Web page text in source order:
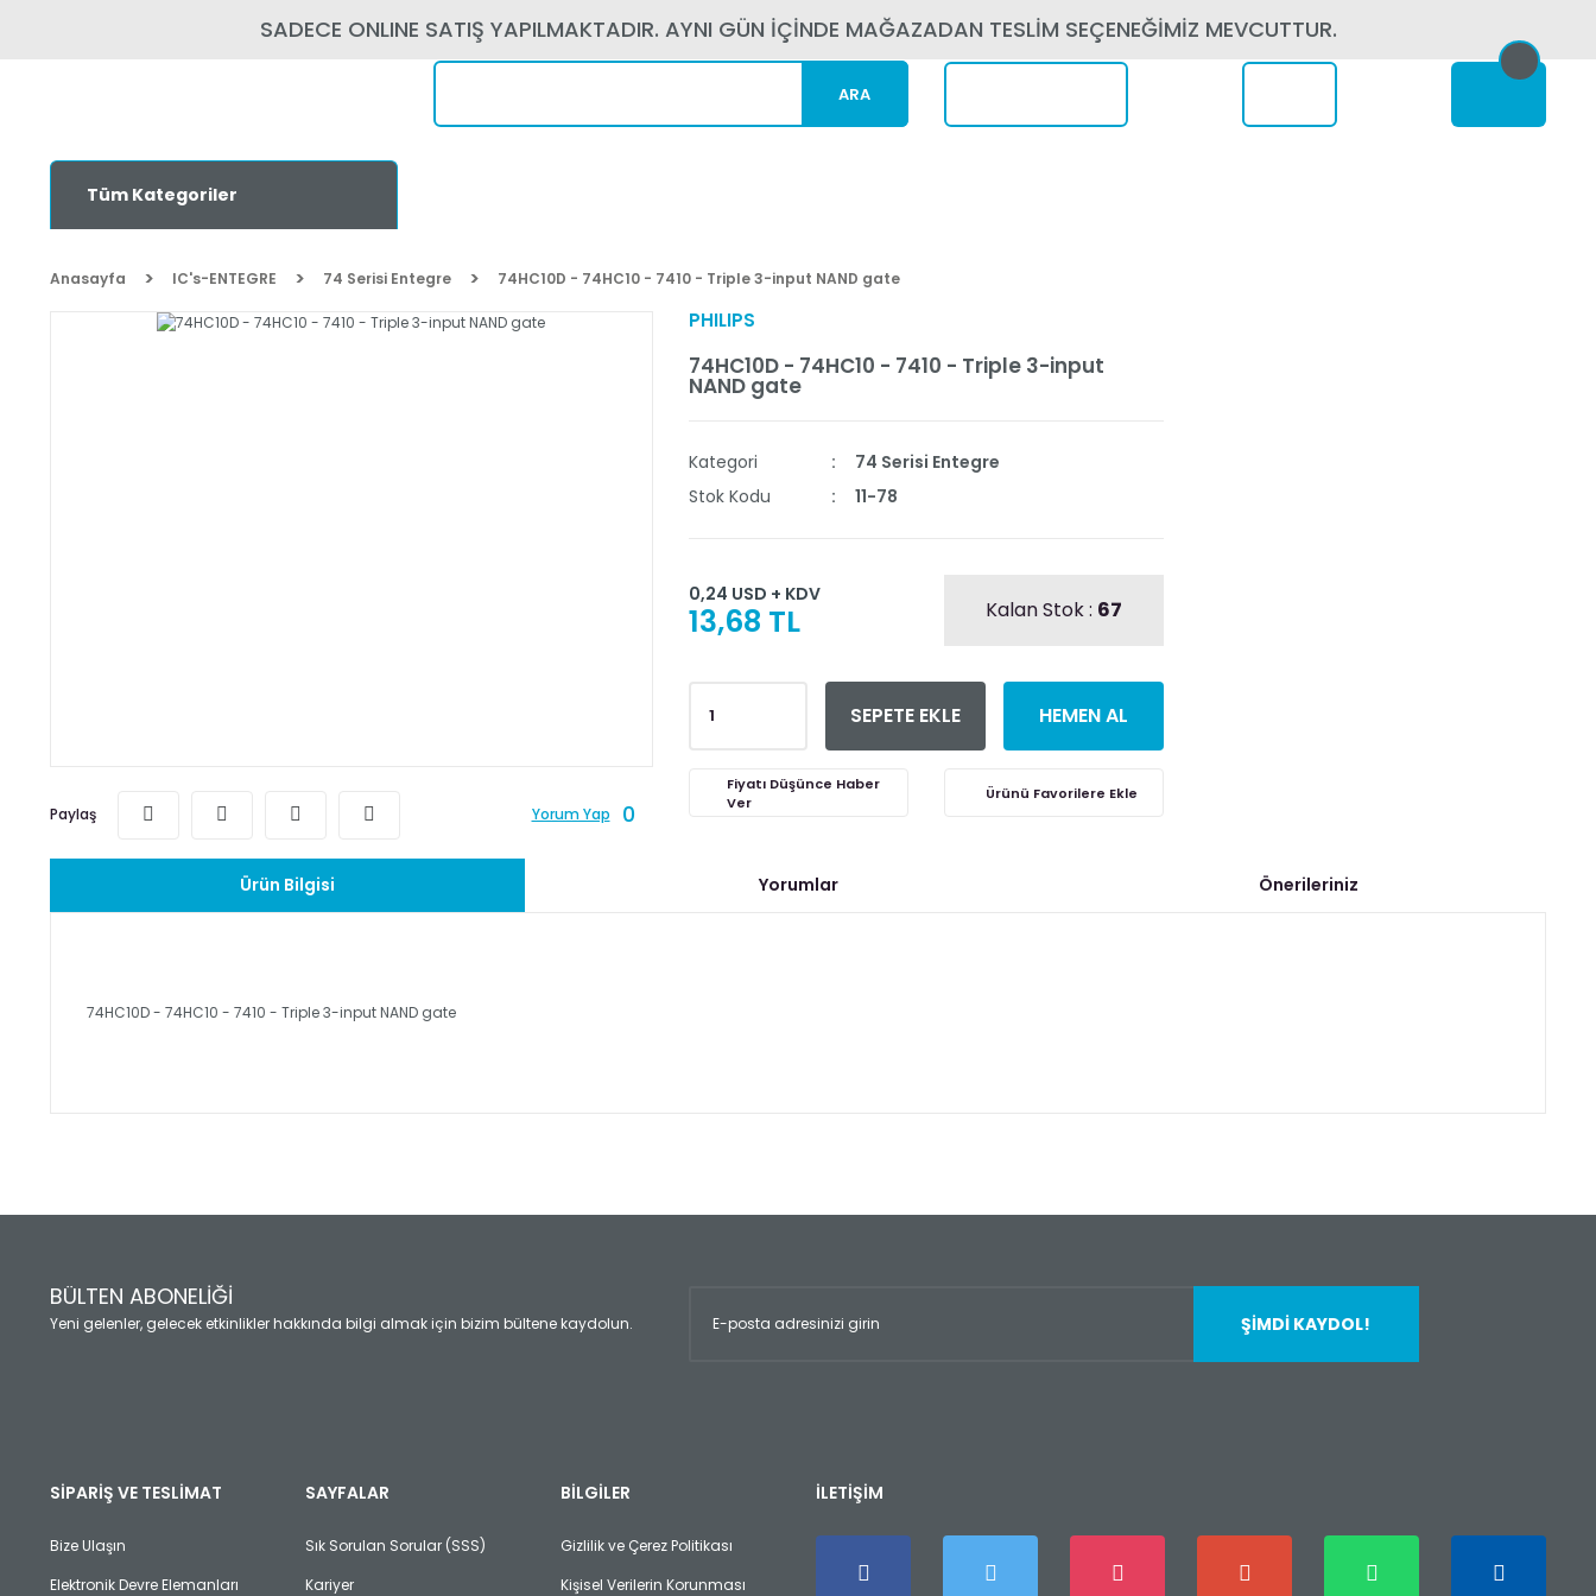
SADECE ONLINE SATIŞ YAPILMAKTADIR. AYNI GÜN İÇİNDE MAĞAZADAN TESLİM SEÇENEĞİMİZ MEVCUTTUR.
ARA
Tüm Kategoriler
Anasayfa IC's-ENTEGRE 74 Serisi Entegre 74HC10D - 74HC10 - 7410 - Triple 3-input NAND gate
Paylaş Yorum Yap 0
PHILIPS
74HC10D - 74HC10 - 7410 - Triple 3-input
NAND gate
Kategori
74 Serisi Entegre
Stok Kodu
11-78
0,24 USD + KDV
13,68 TL Kalan Stok : 67
SEPETE EKLE HEMEN AL
Fiyatı Düşünce Haber
Ver
Ürün Bilgisi Yorumlar Önerileriniz
74HC10D - 74HC10 - 7410 - Triple 3-input NAND gate
Yorum Yaz
Ürün açıklamasında eksik bilgiler bulunuyor.
Ürün fiyatı diğer sitelerden daha pahalı.
Bu ürüne benzer farklı alternatifler olmalı.
BÜLTEN ABONELİĞİ
Yeni gelenler, gelecek etkinlikler hakkında bilgi almak için bizim bültene kaydolun. ŞİMDİ KAYDOL!
SİPARİŞ VE TESLİMAT
Bize Ulaşın
Elektronik Devre Elemanları
SAYFALAR
Sık Sorulan Sorular (SSS)
Kariyer
BİLGİLER
Gizlilik ve Çerez Politikası
Kişisel Verilerin Korunması
İLETİŞİM